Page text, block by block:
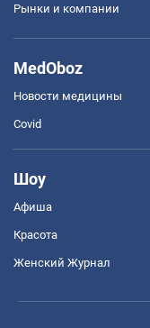
Рынки и компании
MedOboz
Новости медицины
Covid
Шоу
Афиша
Красота
Женский Журнал